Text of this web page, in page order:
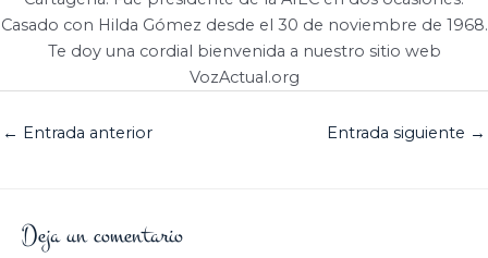
Casado con Hilda Gómez desde el 30 de noviembre de 1968.
Te doy una cordial bienvenida a nuestro sitio web
VozActual.org
← Entrada anterior Entrada siguiente →
Deja un comentario